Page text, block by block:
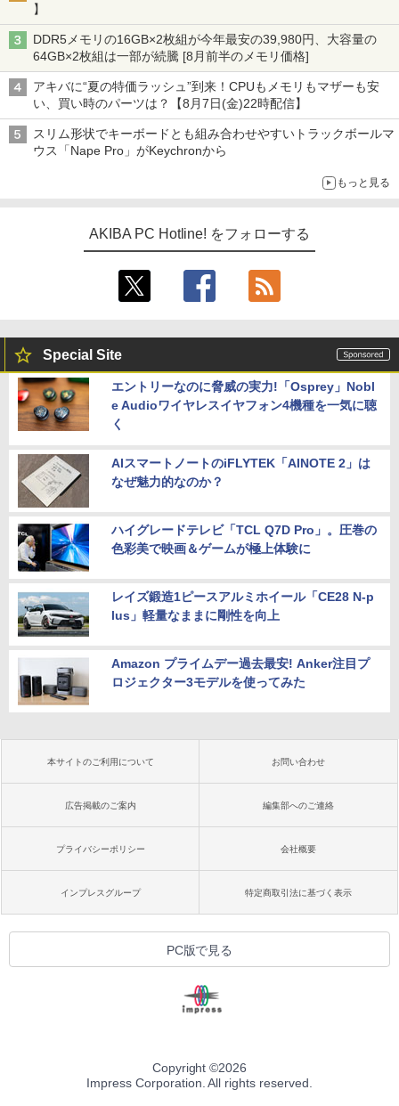
】
DDR5メモリの16GB×2枚組が今年最安の39,980円、大容量の
64GB×2枚組は一部が続騰 [8月前半のメモリ価格]
アキバに“夏の特価ラッシュ”到来！CPUもメモリもマザーも安
い、買い時のパーツは？【8月7日(金)22時配信】
スリム形状でキーボードとも組み合わせやすいトラックボールマ
ウス「Nape Pro」がKeychronから
もっと見る
AKIBA PC Hotline! をフォローする
Special Site
エントリーなのに脅威の実力!「Osprey」Nobl
e Audioワイヤレスイヤフォン4機種を一気に聴
く
AIスマートノートのiFLYTEK「AINOTE 2」は
なぜ魅力的なのか？
ハイグレードテレビ「TCL Q7D Pro」。圧巻の
色彩美で映画＆ゲームが極上体験に
レイズ鍛造1ピースアルミホイール「CE28 N-p
lus」軽量なままに剛性を向上
Amazon プライムデー過去最安! Anker注目プ
ロジェクター3モデルを使ってみた
本サイトのご利用について お問い合わせ
広告掲載のご案内 編集部へのご連絡
プライバシーポリシー 会社概要
インプレスグループ 特定商取引法に基づく表示
PC版で見る
Copyright ©2026
Impress Corporation. All rights reserved.